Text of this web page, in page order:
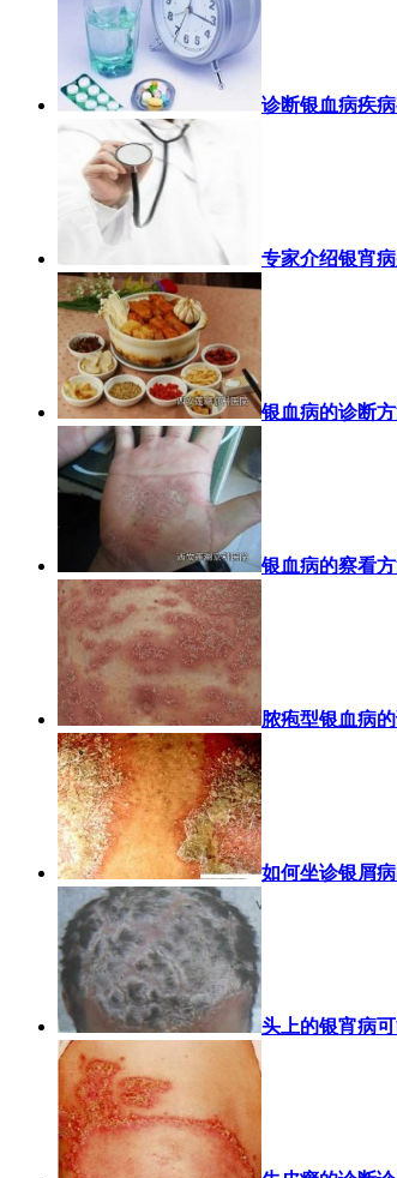
诊断银血病疾
专家介绍银宵
银血病的诊断
银血病的察看
脓疱型银血病
如何坐诊银屑
头上的银宵病